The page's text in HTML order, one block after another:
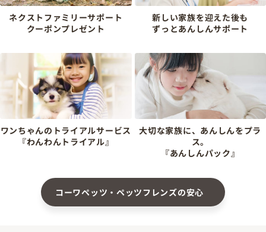
ネクストファミリーサポート
クーポンプレゼント
新しい家族を迎えた後も
ずっとあんしんサポート
ワンちゃんのトライアルサービス
『わんわんトライアル』
大切な家族に、あんしんをプラ
ス。
『あんしんパック』
コーワペッツ・ペッツフレンズの安心